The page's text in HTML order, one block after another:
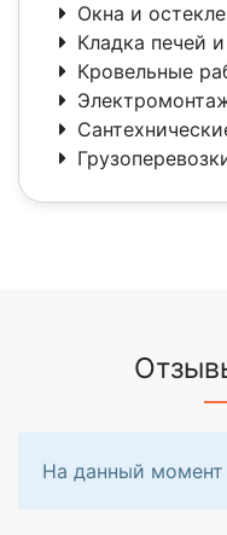
Окна и
Кладка печей
Кровельные
На данный момент